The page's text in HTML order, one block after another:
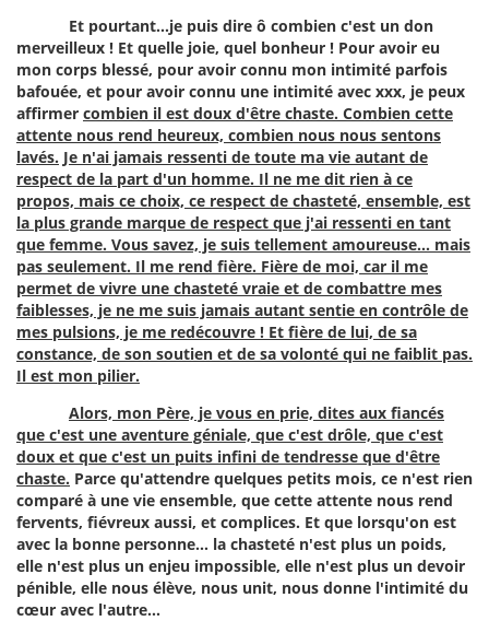
Et pourtant…je puis dire ô combien c'est un don
merveilleux ! Et quelle joie, quel bonheur ! Pour avoir eu
mon corps blessé, pour avoir connu mon intimité parfois
bafouée, et pour avoir connu une intimité avec xxx, je peux
affirmer combien il est doux d'être chaste. Combien cette
attente nous rend heureux, combien nous nous sentons
lavés. Je n'ai jamais ressenti de toute ma vie autant de
respect de la part d'un homme. Il ne me dit rien à ce
propos, mais ce choix, ce respect de chasteté, ensemble, est
la plus grande marque de respect que j'ai ressenti en tant
que femme. Vous savez, je suis tellement amoureuse... mais
pas seulement. Il me rend fière. Fière de moi, car il me
permet de vivre une chasteté vraie et de combattre mes
faiblesses, je ne me suis jamais autant sentie en contrôle de
mes pulsions, je me redécouvre ! Et fière de lui, de sa
constance, de son soutien et de sa volonté qui ne faiblit pas.
Il est mon pilier.
Alors, mon Père, je vous en prie, dites aux fiancés
que c'est une aventure géniale, que c'est drôle, que c'est
doux et que c'est un puits infini de tendresse que d'être
chaste. Parce qu'attendre quelques petits mois, ce n'est rien
comparé à une vie ensemble, que cette attente nous rend
fervents, fiévreux aussi, et complices. Et que lorsqu'on est
avec la bonne personne... la chasteté n'est plus un poids,
elle n'est plus un enjeu impossible, elle n'est plus un devoir
pénible, elle nous élève, nous unit, nous donne l'intimité du
cœur avec l'autre...